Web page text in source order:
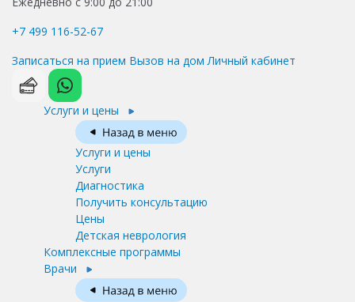
+7 499 116-52-67
Записаться на прием Вызов на дом Личный кабинет
Услуги и цены
Услуги и цены
Услуги
Диагностика
Получить консультацию
Цены
Детская неврология
Комплексные программы
Врачи